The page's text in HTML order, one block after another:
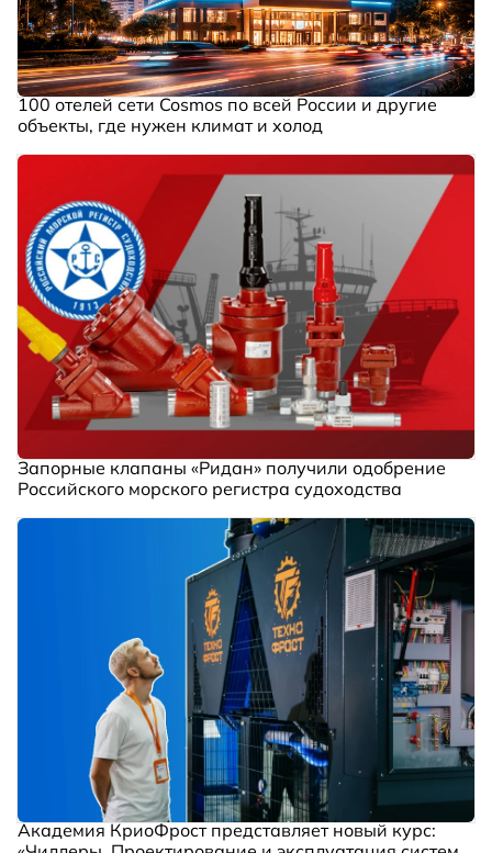
100 отелей сети Cosmos по всей России и другие
объекты, где нужен климат и холод
Запорные клапаны «Ридан» получили одобрение
Российского морского регистра судоходства
Академия КриоФрост представляет новый курс: